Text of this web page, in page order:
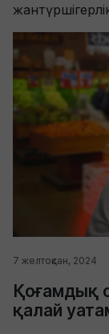
7 желтоқсан, 2024
Қоғамдық
қалай